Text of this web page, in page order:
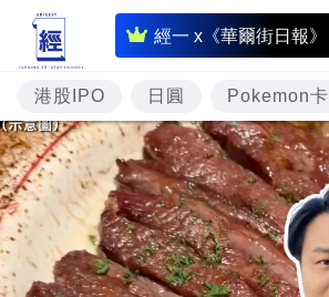
經一 x《華爾街日報》
即
時
財
經
專
題
投
資
港股IPO 日圓 Pokemon卡